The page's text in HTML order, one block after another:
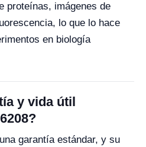
proteínas, imágenes de
lo que lo hace
en biología
y vida útil
garantía estándar, y su